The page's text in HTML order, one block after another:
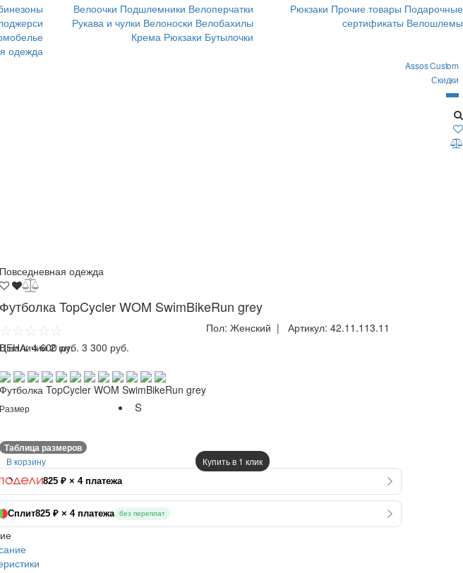
одежда
Велоочки Подшлемники Велоперчатки
Рукава и чулки Велоноски Велобахилы
Крема Рюкзаки Бутылочки
Рюкзаки Прочие товары Подарочные
сертификаты Велошлемы
Assos Custom
Скидки
Повседневная одежда
Футболка TopCycler WOM SwimBikeRun grey
☆☆☆☆☆ Пол: Женский | Артикул: 42.11.113.11
ЦЕНА:4 600 руб. 3 300 руб.
В наличии 2 шт.
Футболка TopCycler WOM SwimBikeRun grey
Размер S
Таблица размеров
В корзину Купить в 1 клик
825 ₽ × 4 платежа
Сплит825 ₽ × 4 платежа без переплат